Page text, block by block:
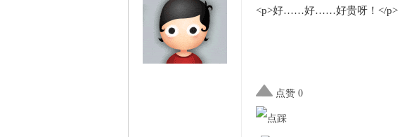
<p>好……好……好贵呀！</p>
点赞 0